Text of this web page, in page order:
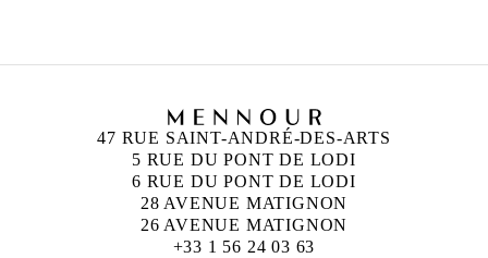
47 RUE SAINT-ANDRÉ-DES-ARTS
5 RUE DU PONT DE LODI
6 RUE DU PONT DE LODI
28 AVENUE MATIGNON
26 AVENUE MATIGNON
+33 1 56 24 03 63